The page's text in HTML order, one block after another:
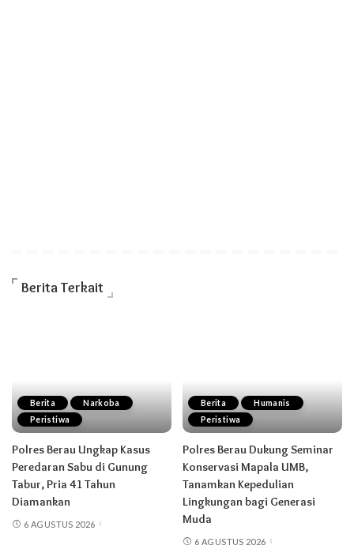
Berita Terkait
Berita
Narkoba
Peristiwa
Polres Berau Ungkap Kasus
Peredaran Sabu di Gunung
Tabur, Pria 41 Tahun
Diamankan
6 AGUSTUS 2026
Berita
Humanis
Peristiwa
Polres Berau Dukung Seminar
Konservasi Mapala UMB,
Tanamkan Kepedulian
Lingkungan bagi Generasi
Muda
6 AGUSTUS 2026